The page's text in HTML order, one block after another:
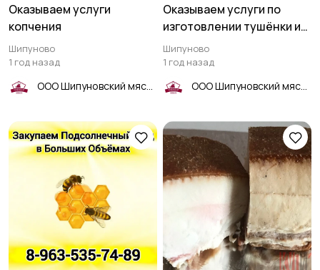
Оказываем услуги
копчения
Шипуново
1 год назад
ООО Шипуновский мясокомбинат
Оказываем услуги по
изготовлении тушёнки из
вашего сырья
Шипуново
1 год назад
ООО Шипуновский мясокомбинат